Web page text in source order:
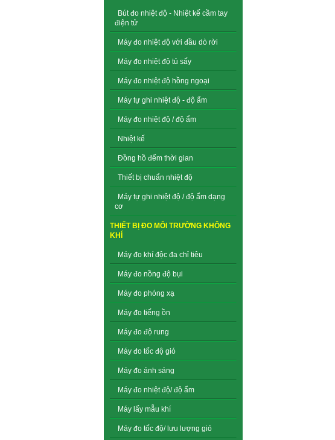
Bút đo nhiệt độ - Nhiệt kế cầm tay
điện tử
Máy đo nhiệt độ với đầu dò rời
Máy đo nhiệt độ tủ sấy
Máy đo nhiệt độ hồng ngoại
Máy tự ghi nhiệt độ - độ ẩm
Máy đo nhiệt độ / độ ẩm
Nhiệt kế
Đồng hồ đếm thời gian
Thiết bị chuẩn nhiệt độ
Máy tự ghi nhiệt độ / độ ẩm dạng
cơ
THIẾT BỊ ĐO MÔI TRƯỜNG KHÔNG
KHÍ
Máy đo khí độc đa chỉ tiêu
Máy đo nồng độ bụi
Máy đo phóng xạ
Máy đo tiếng ồn
Máy đo độ rung
Máy đo tốc độ gió
Máy đo ánh sáng
Máy đo nhiệt độ/ độ ẩm
Máy lấy mẫu khí
Máy đo tốc độ/ lưu lượng gió